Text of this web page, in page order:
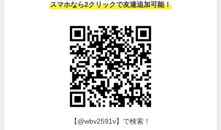
スマホなら2クリックで友達追加可能！
【@wbv2591v】で検索！